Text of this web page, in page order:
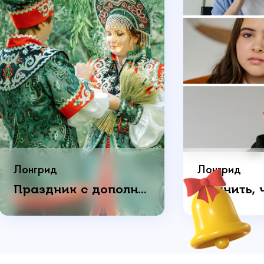
Лонгрид
Праздник с дополнительным смыслом: как пара отметила годовщину свадьбы
Лонгрид
3000